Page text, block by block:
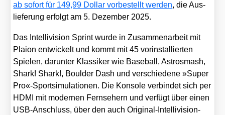
ab sofort für 149,99 Dol­lar vor­be­stellt wer­den, die Aus­
lie­fe­rung erfolgt am 5. Dezem­ber 2025.
Das Intel­li­vi­si­on Sprint wur­de in Zusam­men­ar­beit mit
Plai­on ent­wi­ckelt und kommt mit 45 vor­in­stal­lier­ten
Spie­len, dar­un­ter Klas­si­ker wie Base­ball, Astro­s­mash,
Shark! Shark!, Bould­er Dash und ver­schie­de­ne »Super
Pro«-Sportsimulationen. Die Kon­so­le ver­bin­det sich per
HDMI mit moder­nen Fern­se­hern und ver­fügt über einen
USB-Anschluss, über den auch Ori­gi­nal-Intel­li­vi­si­on-